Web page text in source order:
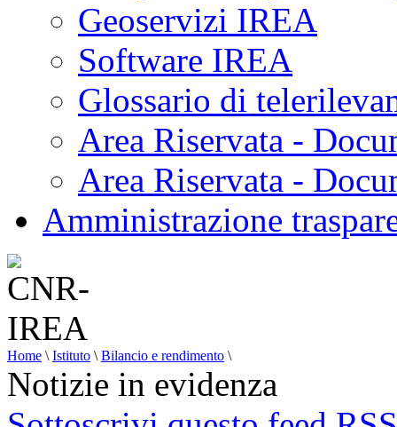
Geoservizi IREA
Software IREA
Glossario di
Area Riservata -
Area Riservata -
Amministrazione
Home \ Istituto \ Bilancio e rendimento \
Notizie in evidenza